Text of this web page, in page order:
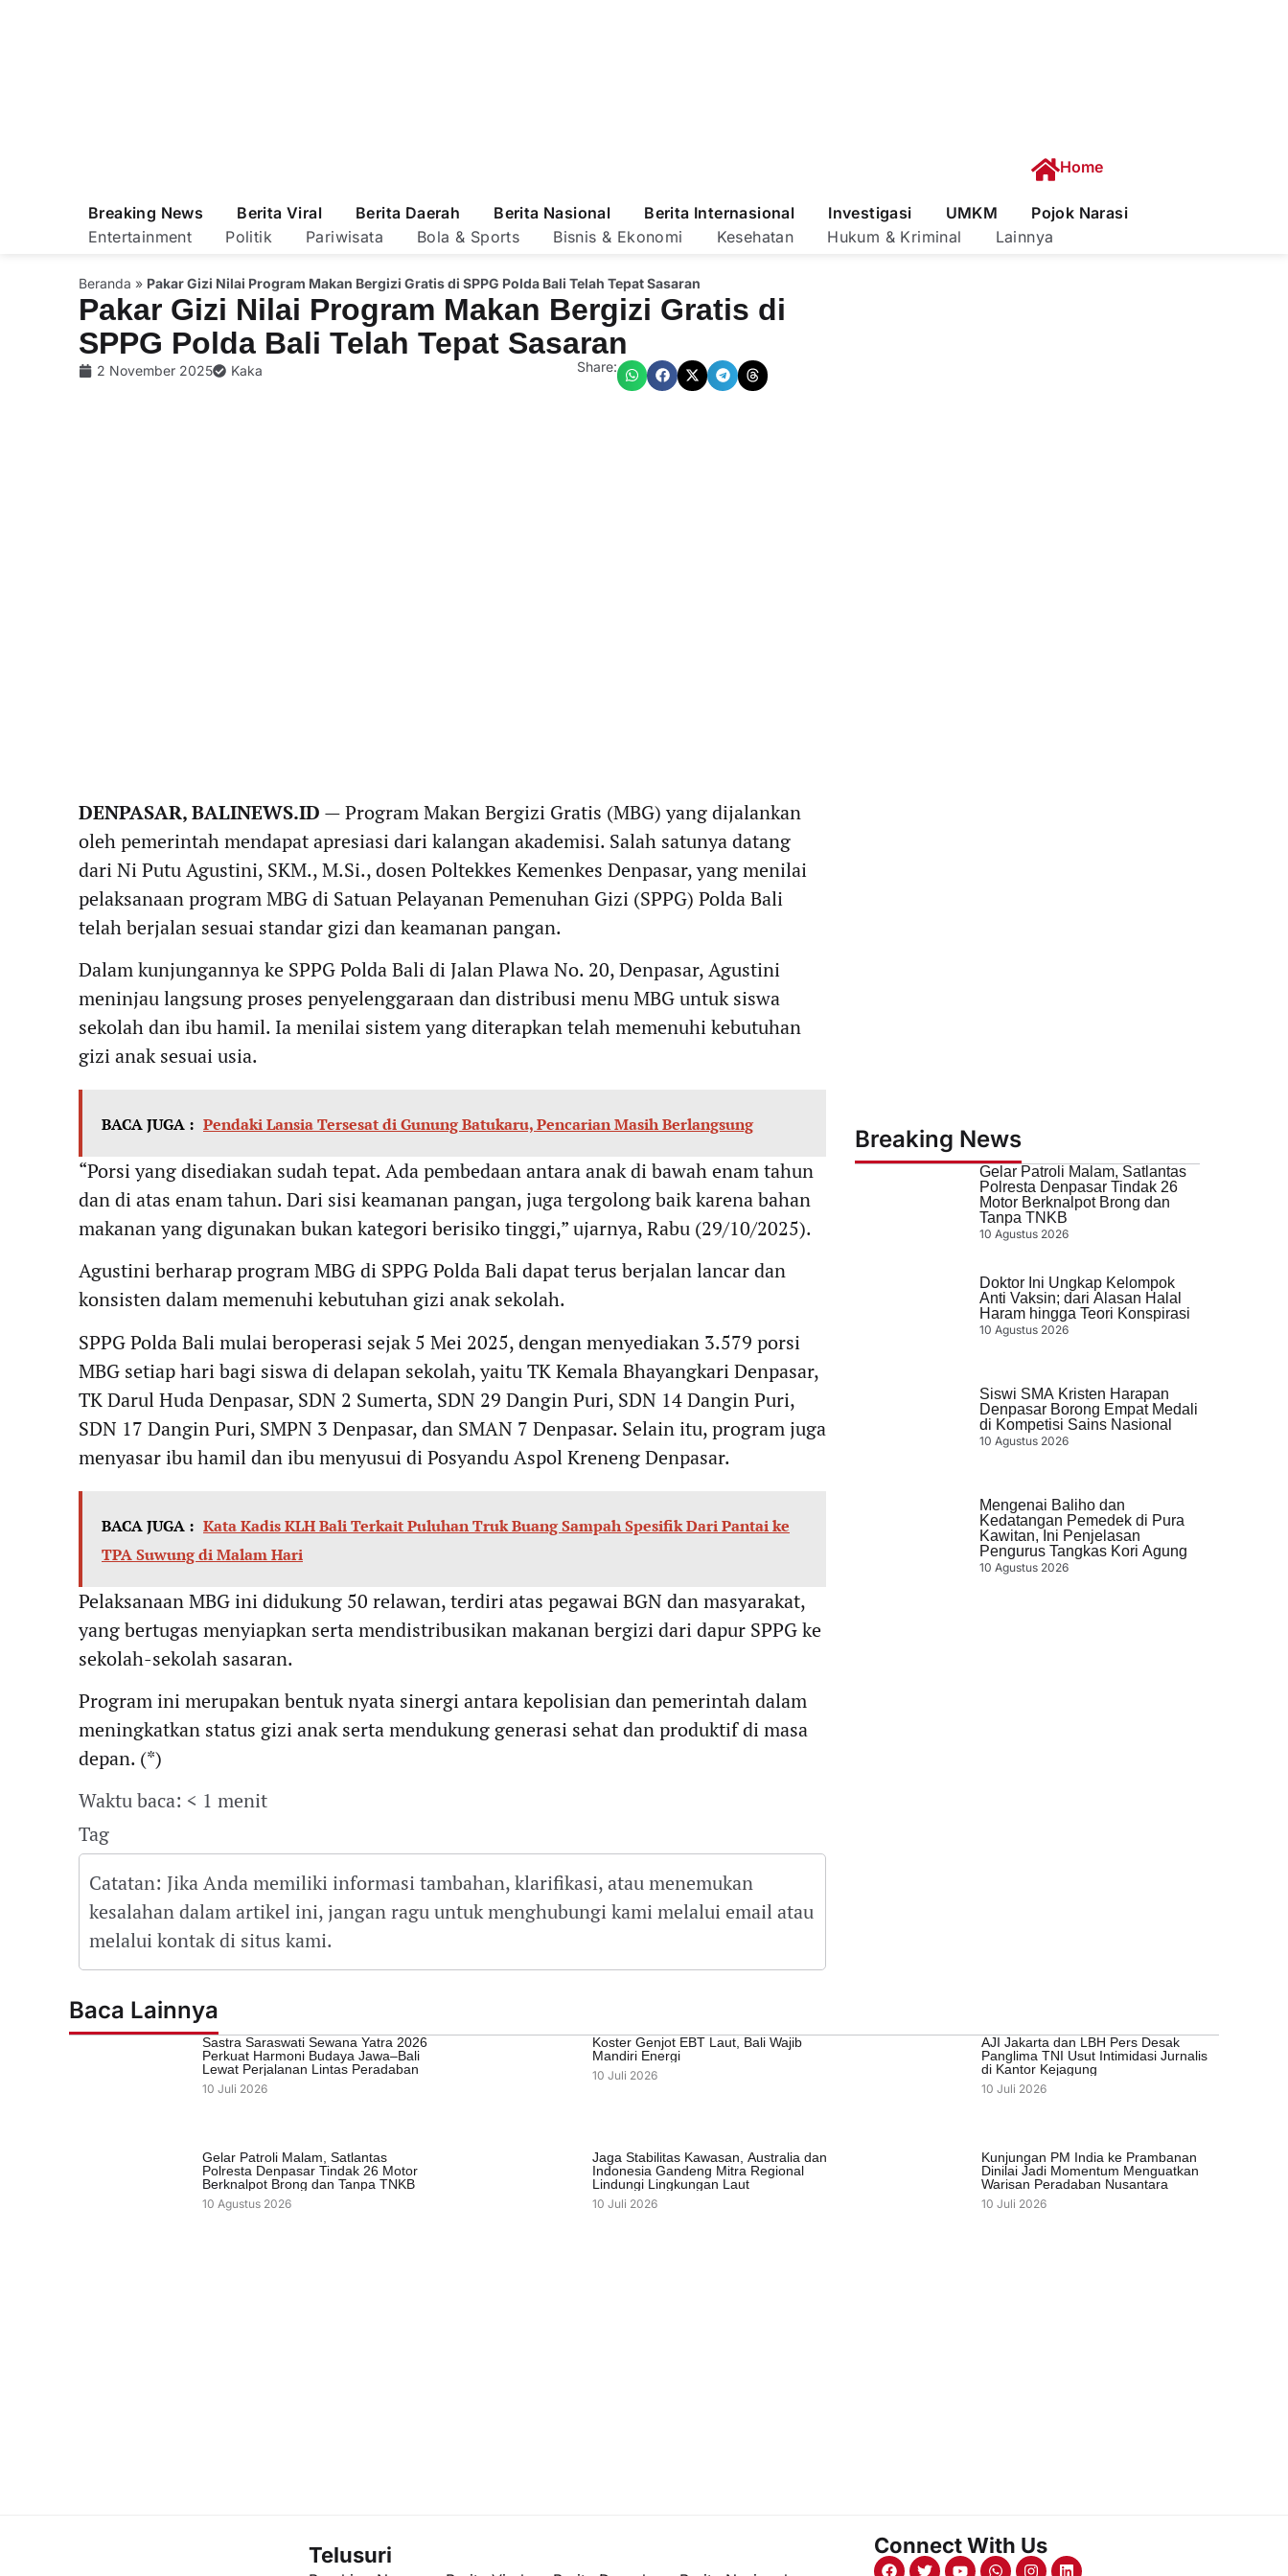
Home
Breaking News Berita Viral Berita Daerah Berita Nasional Berita Internasional Investigasi UMKM
Pojok Narasi
Entertainment
Politik Pariwisata Bola & Sports Bisnis & Ekonomi Kesehatan Hukum & Kriminal Lainnya
Beranda » Pakar Gizi Nilai Program Makan Bergizi Gratis di SPPG Polda Bali Telah Tepat Sasaran
Pakar Gizi Nilai Program Makan Bergizi Gratis di
SPPG Polda Bali Telah Tepat Sasaran
2 November 2025 Kaka Share:
DENPASAR, BALINEWS.ID — Program Makan Bergizi Gratis (MBG) yang dijalankan
oleh pemerintah mendapat apresiasi dari kalangan akademisi. Salah satunya datang
dari Ni Putu Agustini, SKM., M.Si., dosen Poltekkes Kemenkes Denpasar, yang menilai
pelaksanaan program MBG di Satuan Pelayanan Pemenuhan Gizi (SPPG) Polda Bali
telah berjalan sesuai standar gizi dan keamanan pangan.
Dalam kunjungannya ke SPPG Polda Bali di Jalan Plawa No. 20, Denpasar, Agustini
meninjau langsung proses penyelenggaraan dan distribusi menu MBG untuk siswa
sekolah dan ibu hamil. Ia menilai sistem yang diterapkan telah memenuhi kebutuhan
gizi anak sesuai usia.
BACA JUGA : Pendaki Lansia Tersesat di Gunung Batukaru, Pencarian Masih Berlangsung
“Porsi yang disediakan sudah tepat. Ada pembedaan antara anak di bawah enam tahun
dan di atas enam tahun. Dari sisi keamanan pangan, juga tergolong baik karena bahan
makanan yang digunakan bukan kategori berisiko tinggi,” ujarnya, Rabu (29/10/2025).
Agustini berharap program MBG di SPPG Polda Bali dapat terus berjalan lancar dan
konsisten dalam memenuhi kebutuhan gizi anak sekolah.
SPPG Polda Bali mulai beroperasi sejak 5 Mei 2025, dengan menyediakan 3.579 porsi
MBG setiap hari bagi siswa di delapan sekolah, yaitu TK Kemala Bhayangkari Denpasar,
TK Darul Huda Denpasar, SDN 2 Sumerta, SDN 29 Dangin Puri, SDN 14 Dangin Puri,
SDN 17 Dangin Puri, SMPN 3 Denpasar, dan SMAN 7 Denpasar. Selain itu, program juga
menyasar ibu hamil dan ibu menyusui di Posyandu Aspol Kreneng Denpasar.
BACA JUGA : Kata Kadis KLH Bali Terkait Puluhan Truk Buang Sampah Spesifik Dari Pantai ke
TPA Suwung di Malam Hari
Pelaksanaan MBG ini didukung 50 relawan, terdiri atas pegawai BGN dan masyarakat,
yang bertugas menyiapkan serta mendistribusikan makanan bergizi dari dapur SPPG ke
sekolah-sekolah sasaran.
Program ini merupakan bentuk nyata sinergi antara kepolisian dan pemerintah dalam
meningkatkan status gizi anak serta mendukung generasi sehat dan produktif di masa
depan. (*)
Waktu baca: < 1 menit
Tag
Catatan: Jika Anda memiliki informasi tambahan, klarifikasi, atau menemukan
kesalahan dalam artikel ini, jangan ragu untuk menghubungi kami melalui email atau
melalui kontak di situs kami.
Breaking News
Gelar Patroli Malam, Satlantas
Polresta Denpasar Tindak 26
Motor Berknalpot Brong dan
Tanpa TNKB
10 Agustus 2026
Doktor Ini Ungkap Kelompok
Anti Vaksin; dari Alasan Halal
Haram hingga Teori Konspirasi
10 Agustus 2026
Siswi SMA Kristen Harapan
Denpasar Borong Empat Medali
di Kompetisi Sains Nasional
10 Agustus 2026
Mengenai Baliho dan
Kedatangan Pemedek di Pura
Kawitan, Ini Penjelasan
Pengurus Tangkas Kori Agung
10 Agustus 2026
Baca Lainnya
Sastra Saraswati Sewana Yatra 2026
Perkuat Harmoni Budaya Jawa–Bali
Lewat Perjalanan Lintas Peradaban
10 Juli 2026
Koster Genjot EBT Laut, Bali Wajib
Mandiri Energi
10 Juli 2026
AJI Jakarta dan LBH Pers Desak
Panglima TNI Usut Intimidasi Jurnalis
di Kantor Kejagung
10 Juli 2026
Gelar Patroli Malam, Satlantas
Polresta Denpasar Tindak 26 Motor
Berknalpot Brong dan Tanpa TNKB
10 Agustus 2026
Jaga Stabilitas Kawasan, Australia dan
Indonesia Gandeng Mitra Regional
Lindungi Lingkungan Laut
10 Juli 2026
Kunjungan PM India ke Prambanan
Dinilai Jadi Momentum Menguatkan
Warisan Peradaban Nusantara
10 Juli 2026
Telusuri Connect With Us